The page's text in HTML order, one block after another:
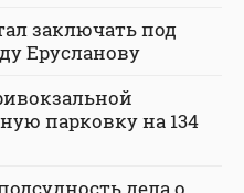
заключать под
Ерусланову
парковку на 134